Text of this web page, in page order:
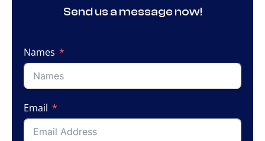
Send us a message now!
Names
Email